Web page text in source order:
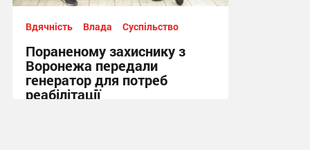
Вдячність Влада Суспільство
Пораненому захиснику з
Воронежа передали
генератор для потреб
реабілітації